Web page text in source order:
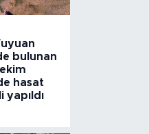
bulunan
ekim
hasat
yapıldı